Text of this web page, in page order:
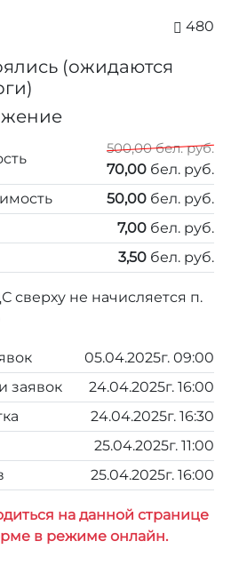
480
(ожидаются
500,00 бел. руб.
70,00 бел. руб.
50,00 бел. руб.
7,00 бел. руб.
3,50 бел. руб.
сверху не начисляется п.
05.04.2025г. 09:00
заявок
24.04.2025г. 16:00
24.04.2025г. 16:30
25.04.2025г. 11:00
25.04.2025г. 16:00
на данной странице
в режиме онлайн.